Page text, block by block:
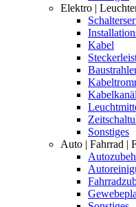
Elektro |
Kabel
Sonstiges
Auto | Fahrrad |